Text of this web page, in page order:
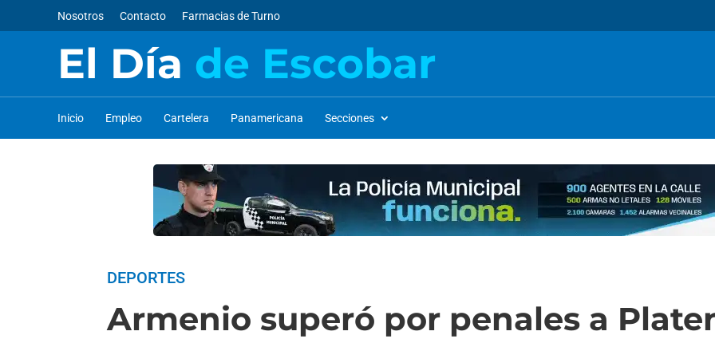
Nosotros Contacto Farmacias de Turno
El Día de Escobar
Inicio Empleo Cartelera Panamericana Secciones
DEPORTES
Armenio superó por penales a